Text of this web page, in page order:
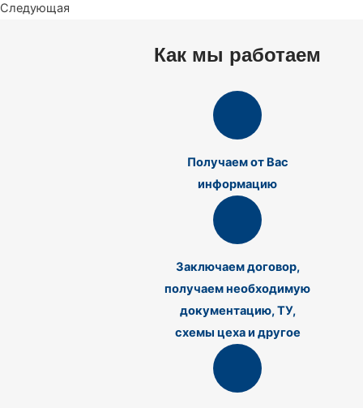
Следующая
Как мы работаем
Получаем от Вас
информацию
Заключаем договор,
получаем необходимую
документацию, ТУ,
схемы цеха и другое